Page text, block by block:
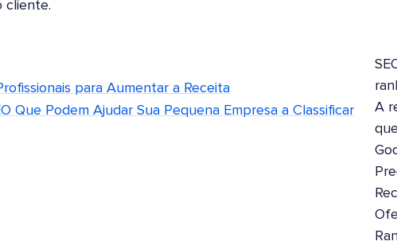
cliente.
para Aumentar a Receita
Que Podem Ajudar Sua Pequena Empresa a Classificar
A